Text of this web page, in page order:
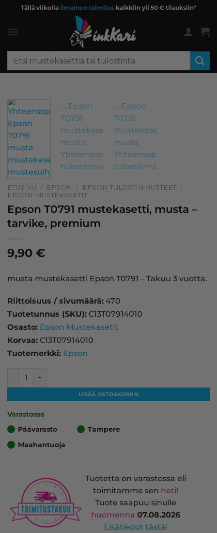
content
Tällä viikolla ilmainen toimitus kaikkiin yli 50 € tilauksiin*
Etsi:
ETUSIVU / EPSON / EPSON TULOSTINMUSTEET /
EPSON MUSTEKASETIT
Epson T0791 mustekasetti, musta –
tarvike, premium
9,90 €
musta mustekasetti Epson T0791 – Takuu 3 vuotta.
Riittoisuus / sivumäärä: 470
Tuotetunnus (SKU): C13T07914010
Osasto: Epson Mustekasetit
Korvaa: C13T07914010
Tuotemerkki: Epson
Epson T0791 mustekasetti, musta – tarvike, premium
LISÄÄ OSTOSKORIIN
Varastossa
Päävarasto
Tampere
Maahantuoja
Tuotetta on varastossa eli
toimitamme sen heti!
Tuote saapuu sinulle
huomenna07.08.2026
Lisätiedot tästä!